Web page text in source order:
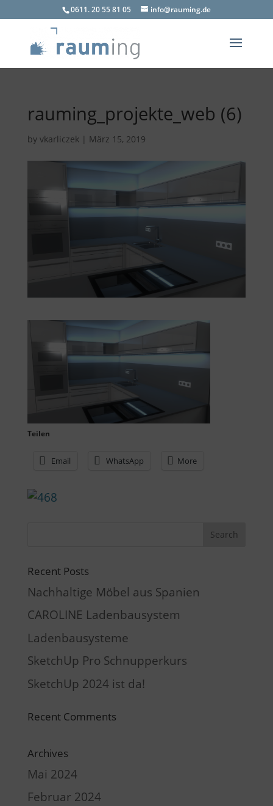
0611. 20 55 81 05 info@rauming.de
rauming_projekte_web (6)
by vkarliczek| März 15, 2019
Teilen
Email WhatsApp More
Recent Posts
Nachhaltige Möbel aus Spanien
CAROLINE Ladenbausystem
Ladenbausysteme
SketchUp Pro Schnupperkurs
SketchUp 2024 ist da!
Recent Comments
Archives
Mai 2024
Februar 2024